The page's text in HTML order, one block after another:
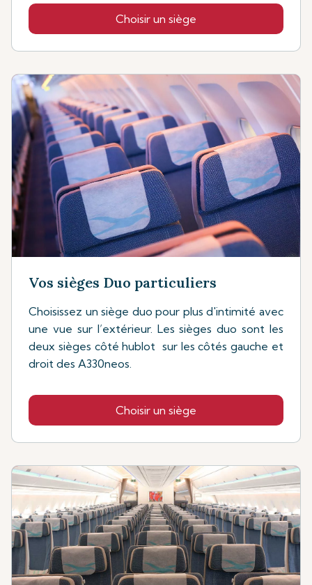
Choisir un siège
Vos sièges Duo particuliers
Choisissez un siège duo pour plus d'intimité avec
une vue sur l’extérieur. Les sièges duo sont les
deux sièges côté hublot sur les côtés gauche et
droit des A330neos.
Choisir un siège